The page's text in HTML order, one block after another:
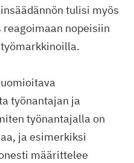
tulisi myös
nopeisiin
työnantajan ja
työnantajalla on
ja esimerkiksi
määrittelee